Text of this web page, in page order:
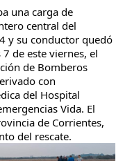
una carga de
central del
y su conductor quedó
de este viernes, el
de Bomberos
con
del Hospital
Vida. El
de Corrientes,
del rescate.